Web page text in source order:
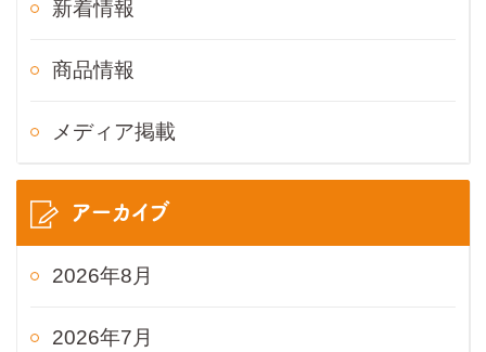
新着情報
商品情報
メディア掲載
アーカイブ
2026年8月
2026年7月